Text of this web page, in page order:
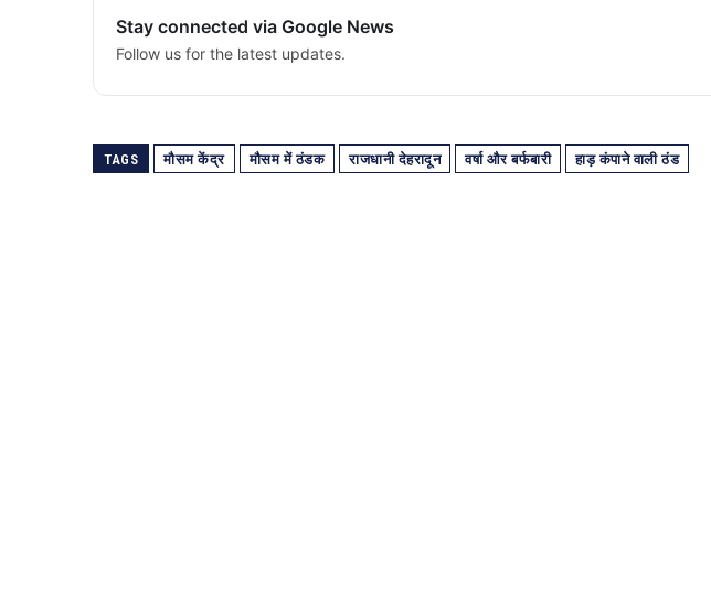
Stay connected via Google News
Follow us for the latest updates.
TAGS मौसम केंद्र मौसम में ठंडक राजधानी देहरादून वर्षा और बर्फबारी हाड़ कंपाने वाली ठंड